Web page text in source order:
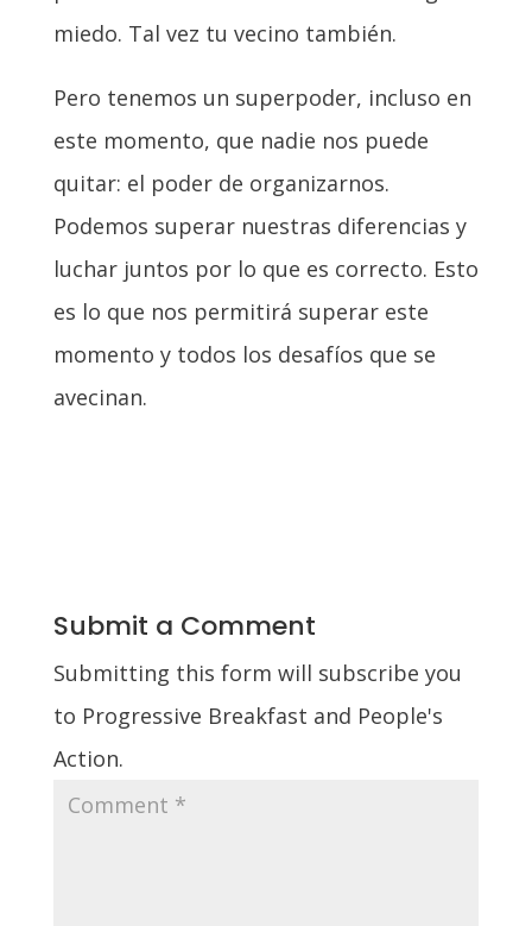
miedo. Tal vez tu vecino también.
Pero tenemos un superpoder, incluso en
este momento, que nadie nos puede
quitar: el poder de organizarnos.
Podemos superar nuestras diferencias y
luchar juntos por lo que es correcto. Esto
es lo que nos permitirá superar este
momento y todos los desafíos que se
avecinan.
Submit a Comment
Submitting this form will subscribe you
to Progressive Breakfast and People's
Action.